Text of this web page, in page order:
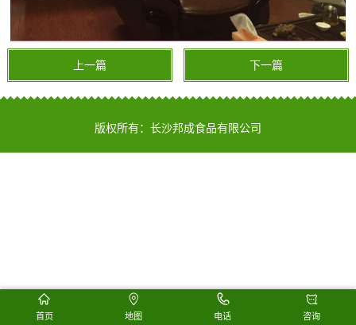
上一篇 下一篇
版权所有：长沙邦成食品有限公司
首页 地图 电话 咨询